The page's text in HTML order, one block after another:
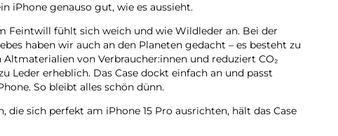
iPhone genauso gut, wie es aussieht.
Feintwill fühlt sich weich und wie Wildleder an. Bei der
haben wir auch an den Planeten gedacht – es besteht zu
von Verbraucher:innen und reduziert CO₂
Leder erheblich. Das Case dockt einfach an und passt
So bleibt alles schön dünn.
sich perfekt am iPhone 15 Pro ausrichten, hält das Case
kabelloses Laden. Lass dein iPhone beim Laden